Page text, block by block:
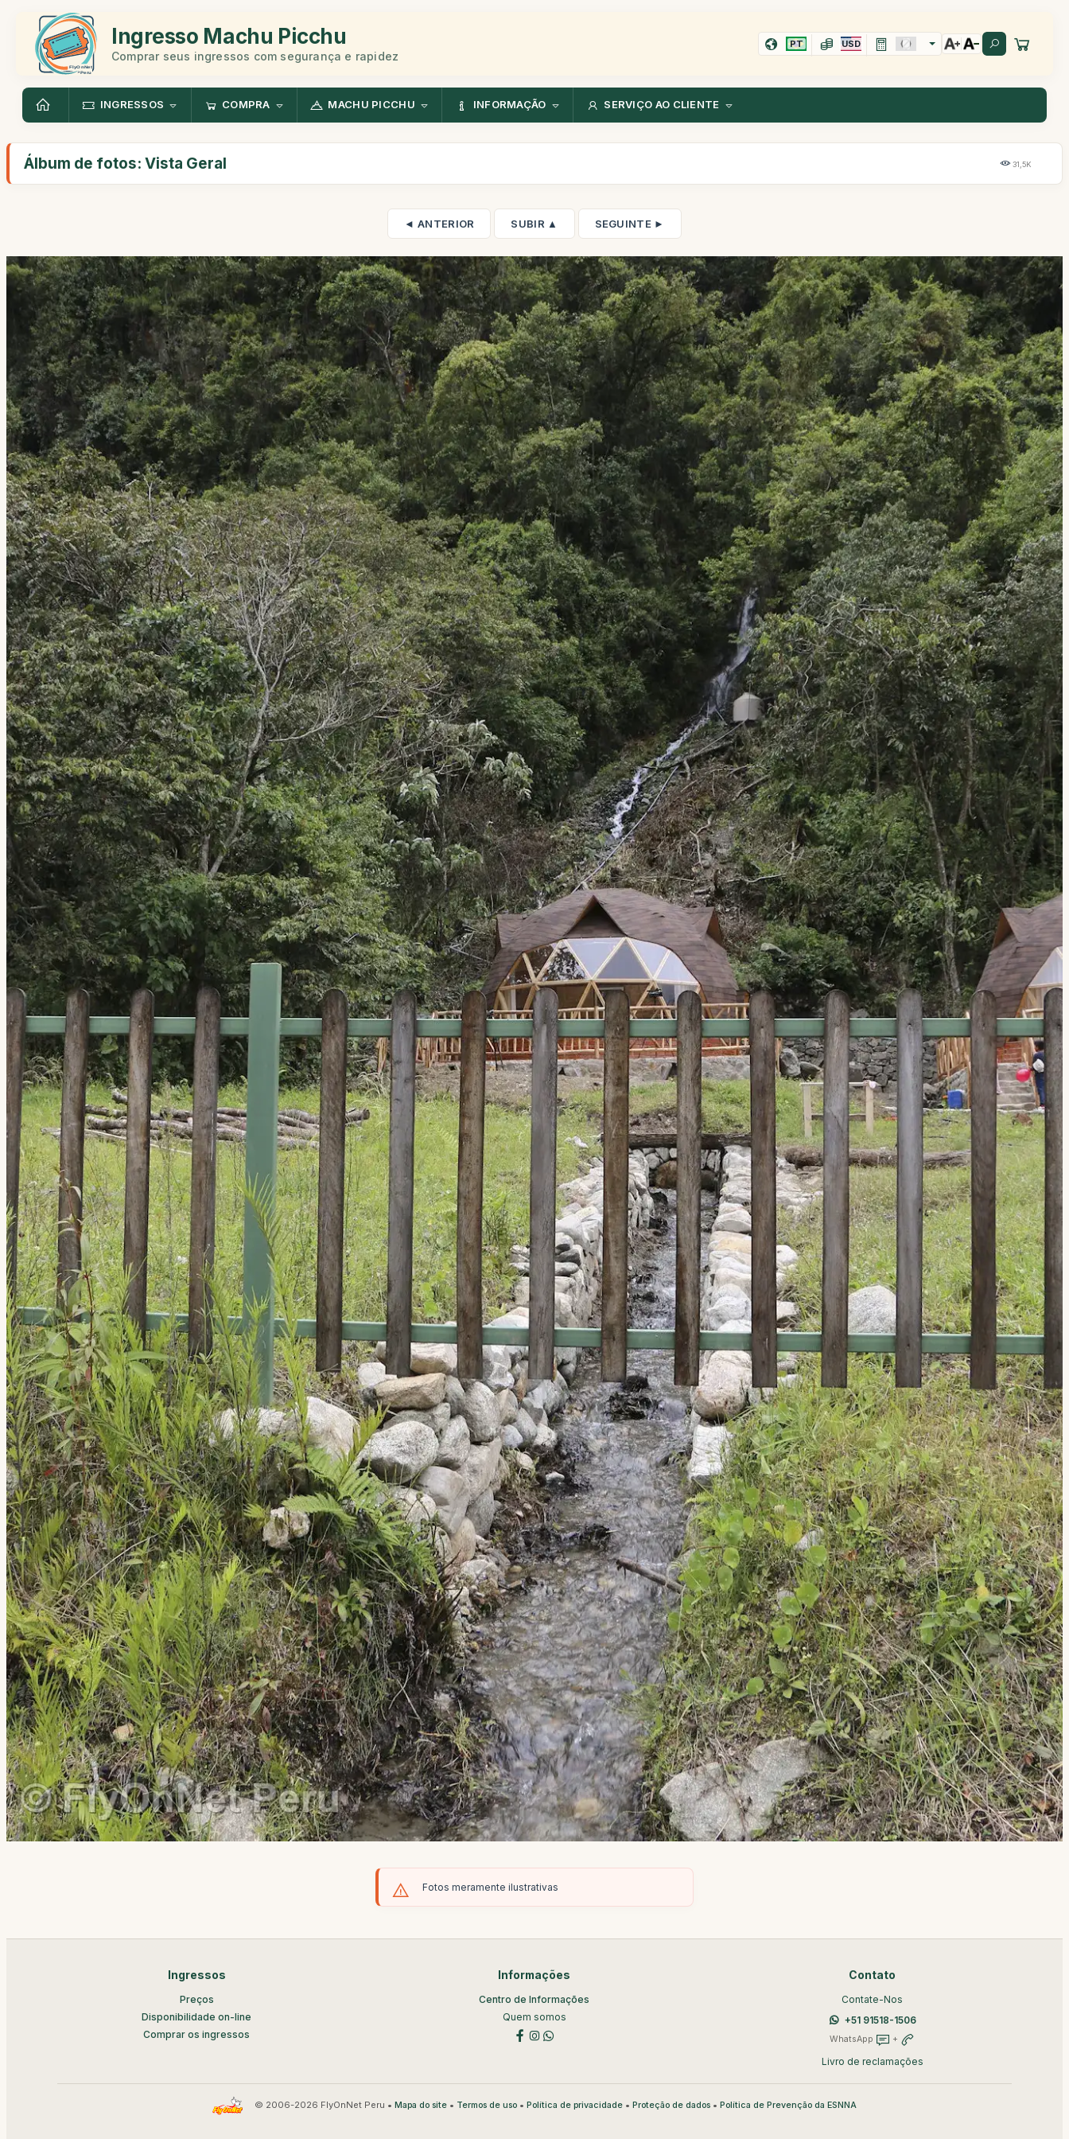
Ingresso Machu Picchu
Comprar seus ingressos com segurança e rapidez
PT USD
INGRESSOS COMPRA MACHU PICCHU INFORMAÇÃO SERVIÇO AO CLIENTE
Álbum de fotos: Vista Geral 31,5K
◄ ANTERIOR SUBIR ▲ SEGUINTE ►
Fotos meramente ilustrativas
Ingressos
Preços
Disponibilidade on-line
Comprar os ingressos
Informações
Centro de Informações
Quem somos
Contato
Contate-Nos
+51 91518-1506
WhatsApp +
Livro de reclamações
© 2006-2026 FlyOnNet Peru • Mapa do site• Termos de uso• Política de privacidade• Proteção de dados• Política de Prevenção da ESNNA